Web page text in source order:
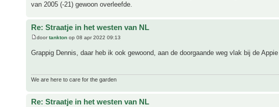
van 2005 (-21) gewoon overleefde.
Re: Straatje in het westen van NL
doortankton op 08 apr 2022 09:13
Grappig Dennis, daar heb ik ook gewoond, aan de doorgaande weg vlak bij de Appie
We are here to care for the garden
Re: Straatje in het westen van NL